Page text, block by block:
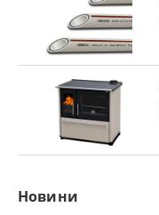
Новини